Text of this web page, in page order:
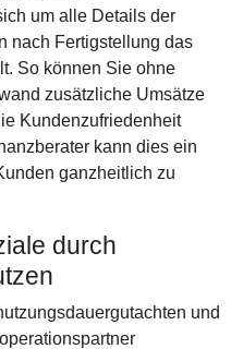
um alle Details der
nach Fertigstellung das
So können Sie ohne
zusätzliche Umsätze
Kundenzufriedenheit
kann dies ein
ganzheitlich zu
durch
und